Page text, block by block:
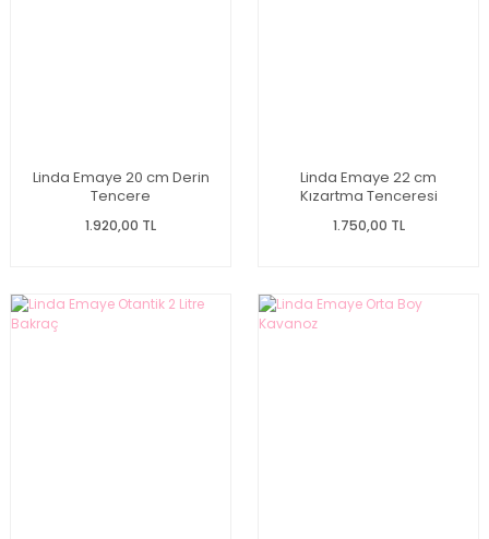
Linda Emaye 20 cm Derin
Tencere
1.920,00 TL
Linda Emaye 22 cm
Kızartma Tenceresi
1.750,00 TL